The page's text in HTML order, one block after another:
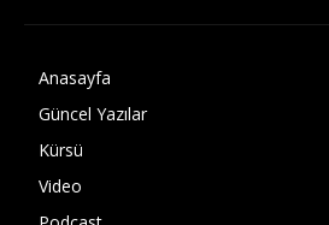
Anasayfa
Güncel Yazılar
Kürsü
Video